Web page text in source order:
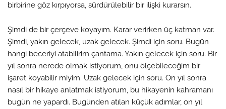
birbirine göz kırpıyorsa, sürdürülebilir bir ilişki kurarsın.
Şimdi de bir çerçeve koyayım. Karar verirken üç katman var.
Şimdi, yakın gelecek, uzak gelecek. Şimdi için soru. Bugün
hangi beceriyi atabilirim çantama. Yakın gelecek için soru. Bir
yıl sonra nerede olmak istiyorum, onu ölçebileceğim bir
işaret koyabilir miyim. Uzak gelecek için soru. On yıl sonra
nasıl bir hikaye anlatmak istiyorum, bu hikayenin kahramanı
bugün ne yapardı. Bugünden atılan küçük adımlar, on yıl